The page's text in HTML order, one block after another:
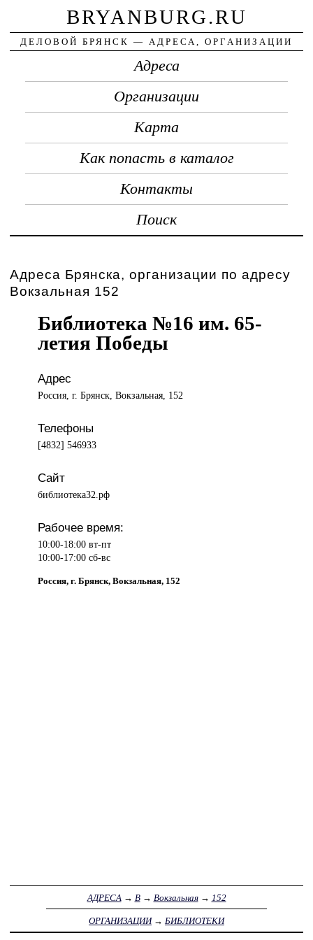
BRYANBURG.RU
ДЕЛОВОЙ БРЯНСК — АДРЕСА, ОРГАНИЗАЦИИ
Адреса
Организации
Карта
Как попасть в каталог
Контакты
Поиск
Адреса Брянска, организации по адресу
Вокзальная 152
Библиотека №16 им. 65-
летия Победы
Адрес
Россия, г. Брянск, Вокзальная, 152
Телефоны
[4832] 546933
Сайт
библиотека32.рф
Рабочее время:
10:00-18:00 вт-пт
10:00-17:00 сб-вс
Россия, г. Брянск, Вокзальная, 152
АДРЕСА → В→ Вокзальная→ 152
ОРГАНИЗАЦИИ→ БИБЛИОТЕКИ